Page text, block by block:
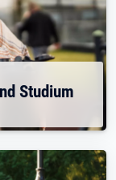
Studium